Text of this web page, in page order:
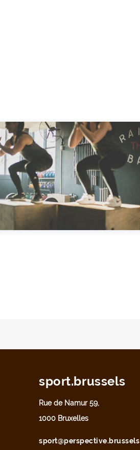
sport.brussels
Rue de Namur 59,
1000 Bruxelles
sport@perspective.brussels